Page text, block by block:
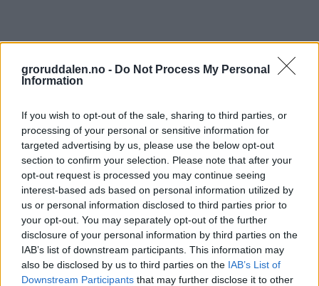
groruddalen.no - Do Not Process My Personal
Information
If you wish to opt-out of the sale, sharing to third parties, or
processing of your personal or sensitive information for
targeted advertising by us, please use the below opt-out
section to confirm your selection. Please note that after your
opt-out request is processed you may continue seeing
interest-based ads based on personal information utilized by
us or personal information disclosed to third parties prior to
your opt-out. You may separately opt-out of the further
disclosure of your personal information by third parties on the
IAB’s list of downstream participants. This information may
also be disclosed by us to third parties on the IAB’s List of
Downstream Participants that may further disclose it to other